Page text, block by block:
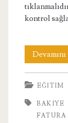
kontrol
EĞITIM
BAKIYE
FATURA